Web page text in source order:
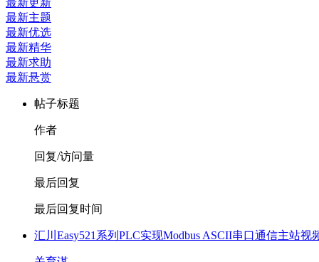
最新更新
最新主题
最新优选
最新精华
最新求助
最新悬赏
帖子标题
作者
回复/访问量
最后回复
最后回复时间
汇川Easy521系列PLC实现Modbus ASCII串口通信主站视